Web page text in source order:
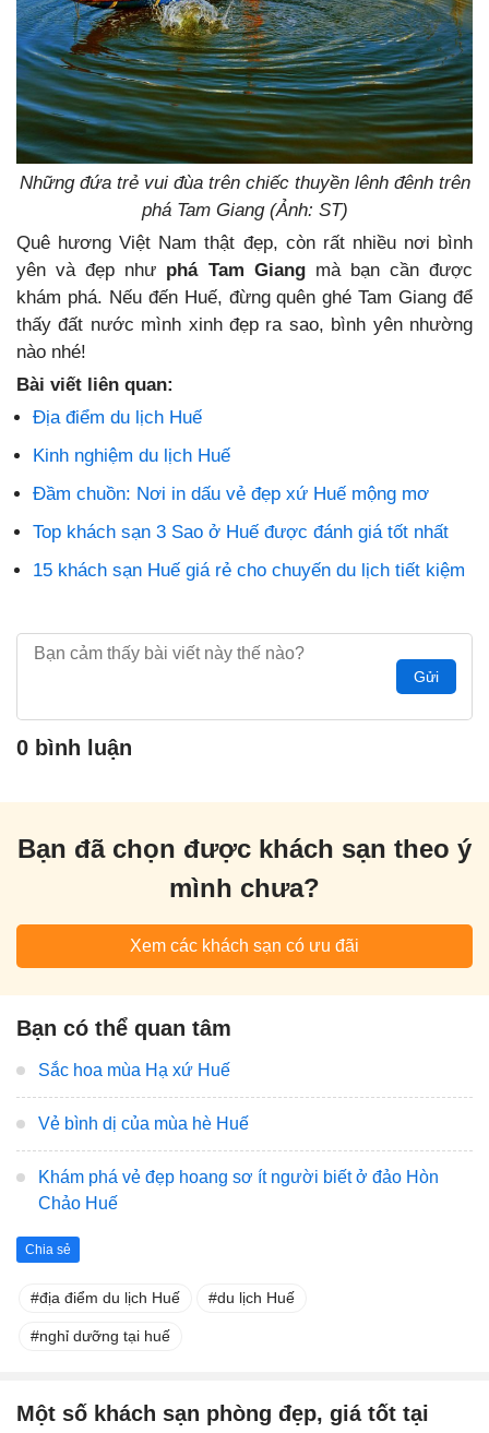
Những đứa trẻ vui đùa trên chiếc thuyền lênh đênh trên
phá Tam Giang (Ảnh: ST)
Quê hương Việt Nam thật đẹp, còn rất nhiều nơi bình
yên và đẹp như phá Tam Giangmà bạn cần được
khám phá. Nếu đến Huế, đừng quên ghé Tam Giang để
thấy đất nước mình xinh đẹp ra sao, bình yên nhường
nào nhé!
Bài viết liên quan:
Địa điểm du lịch Huế
Kinh nghiệm du lịch Huế
Đầm chuồn: Nơi in dấu vẻ đẹp xứ Huế mộng mơ
Top khách sạn 3 Sao ở Huế được đánh giá tốt nhất
15 khách sạn Huế giá rẻ cho chuyến du lịch tiết kiệm
Gửi
0 bình luận
Bạn đã chọn được khách sạn theo ý
mình chưa?
Xem các khách sạn có ưu đãi
Bạn có thể quan tâm
Sắc hoa mùa Hạ xứ Huế
Vẻ bình dị của mùa hè Huế
Khám phá vẻ đẹp hoang sơ ít người biết ở đảo Hòn
Chảo Huế
Chia sẻ
địa điểm du lịch Huế du lịch Huế
nghỉ dưỡng tại huế
Một số khách sạn phòng đẹp, giá tốt tại